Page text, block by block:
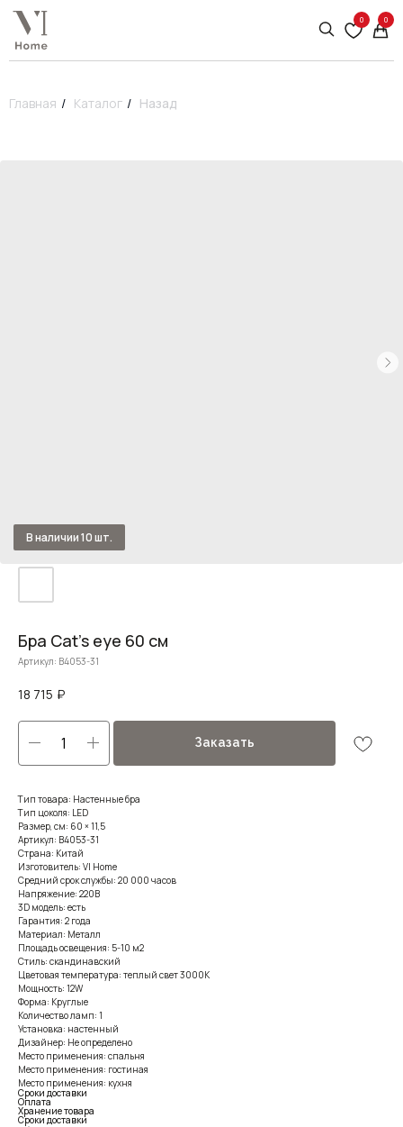
0 0
Главная / Каталог / Назад
Бра Cat's eye 60 см
Артикул: B4053-31
18 715 ₽
Заказать
Тип товара: Настенные бра
Тип цоколя: LED
Размер, см: 60 × 11,5
Артикул: B4053-31
Страна: Китай
Изготовитель: VI Home
Средний срок службы: 20 000 часов
Напряжение: 220В
3D модель: есть
Гарантия: 2 года
Материал: Металл
Площадь освещения: 5-10 м2
Стиль: скандинавский
Цветовая температура: теплый свет 3000К
Мощность: 12W
Форма: Круглые
Количество ламп: 1
Установка: настенный
Дизайнер: Не определено
Место применения: спальня
Место применения: гостиная
Место применения: кухня
Сроки доставки
Оплата
Хранение товара
Сроки доставки